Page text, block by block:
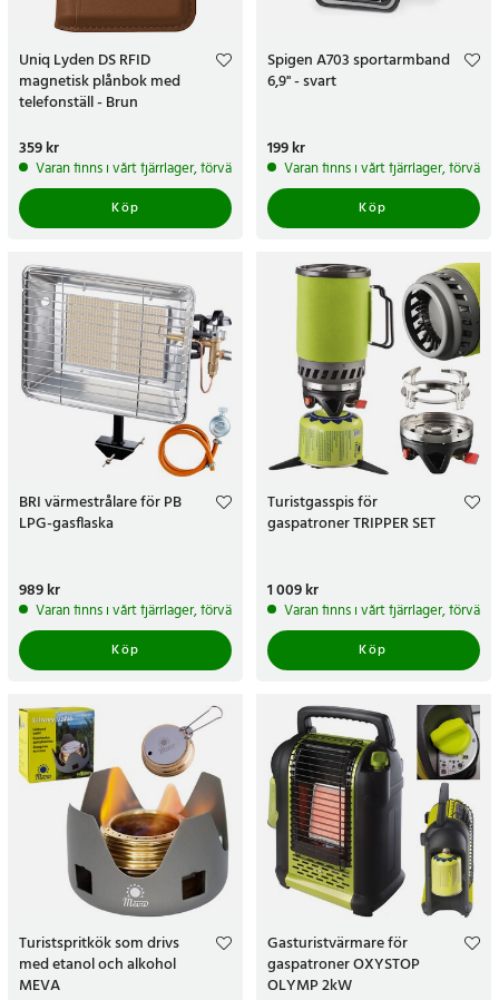
Uniq Lyden DS RFID
magnetisk plånbok med
telefonställ - Brun
Pris:359 kr
359 kr
Varan finns i vårt fjärrlager, förväntas skickas inom 5-7 arbetsdagar
Köp
Spigen A703 sportarmband
6,9'' - svart
Pris:199 kr
199 kr
Varan finns i vårt fjärrlager,
Köp
BRI värmestrålare för PB
LPG-gasflaska
Pris:989 kr
989 kr
Varan finns i vårt fjärrlager, förväntas skickas inom 5-7 arbetsdagar
Köp
Turistgasspis för
gaspatroner TRIPPER SET
Pris:1 009 kr
1 009 kr
Varan finns i vårt fjärrlager,
Köp
Turistspritkök som drivs
med etanol och alkohol
MEVA
Gasturistvärmare för
gaspatroner OXYSTOP
OLYMP 2kW